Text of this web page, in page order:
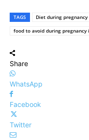
TAGS
Diet during
food to avoid during pregnancy
Share
WhatsApp
Facebook
Twitter